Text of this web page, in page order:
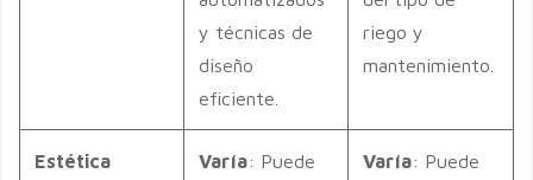
y técnicas de
diseño
eficiente.
riego y
mantenimiento.
Estética Varía: Puede
Varía: Puede